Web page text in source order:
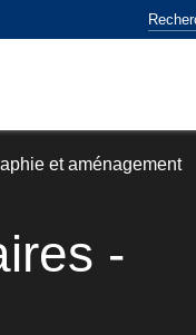
et aménagement
-